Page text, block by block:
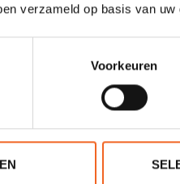
verzameld op basis van
Voorkeuren
vervangende scheg is